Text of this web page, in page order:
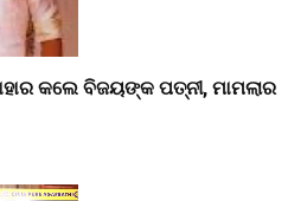
କଲେ ବିଜୟଙ୍କ ପତ୍ନୀ, ମାମଲାର